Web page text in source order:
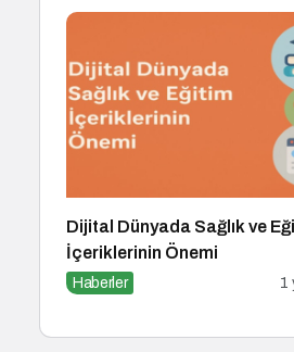
Dijital Dünyada Sağlık ve
İçeriklerinin Önemi
Haberler 1